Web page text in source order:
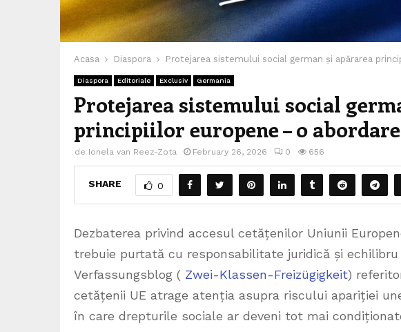
Acasa Diaspora Protejarea sistemului social german și apărarea
Diaspora Editoriale Exclusiv Germania
Protejarea sistemului social
principiilor europene – o
de Ionela van Reez-Zota February 26, 2026 0 656
SHARE 0
Dezbaterea privind accesul cetățenilor Uniunii
trebuie purtată cu responsabilitate juridică și
Verfassungsblog ( Zwei-Klassen-Freizügigkeit)
cetățenii UE atrage atenția asupra riscului apariției
în care drepturile sociale ar deveni tot mai